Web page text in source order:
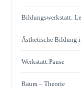
Bildungswerkstatt:
Ästhetische Bildung
Werkstatt:Pause
Räum – Theorie